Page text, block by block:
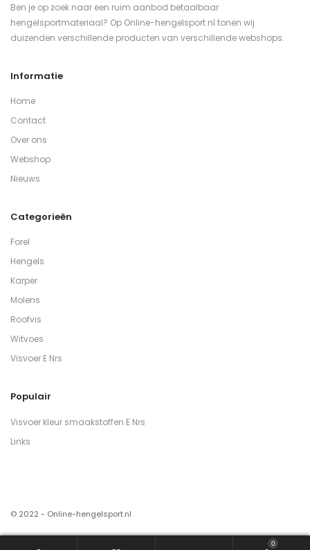
Ben je op zoek naar een ruim aanbod betaalbaar
hengelsportmateriaal? Op Online-hengelsport.nl tonen wij
duizenden verschillende producten van verschillende webshops.
Informatie
Home
Contact
Over ons
Webshop
Nieuws
Categorieën
Forel
Hengels
Karper
Molens
Roofvis
Witvoes
Visvoer E Nrs
Populair
Visvoer kleur smaakstoffen E Nrs
Links
© 2022 - Online-hengelsport.nl
0